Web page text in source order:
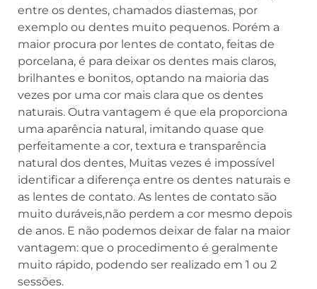
entre os dentes, chamados diastemas, por
exemplo ou dentes muito pequenos. Porém a
maior procura por lentes de contato, feitas de
porcelana, é para deixar os dentes mais claros,
brilhantes e bonitos, optando na maioria das
vezes por uma cor mais clara que os dentes
naturais. Outra vantagem é que ela proporciona
uma aparência natural, imitando quase que
perfeitamente a cor, textura e transparência
natural dos dentes, Muitas vezes é impossível
identificar a diferença entre os dentes naturais e
as lentes de contato. As lentes de contato são
muito duráveis,não perdem a cor mesmo depois
de anos. E não podemos deixar de falar na maior
vantagem: que o procedimento é geralmente
muito rápido, podendo ser realizado em 1 ou 2
sessões.